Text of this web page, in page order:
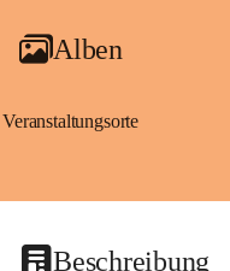
Alben
Veranstaltungsorte
Beschreibung